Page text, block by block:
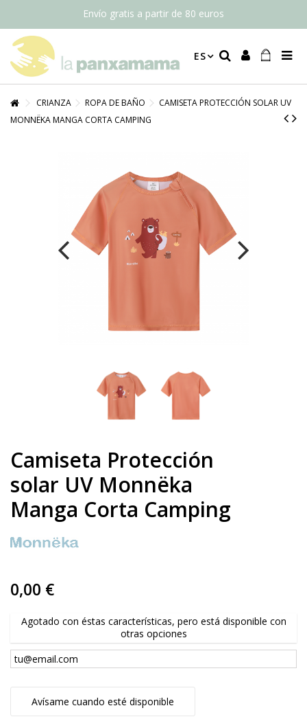
Envío gratis a partir de 80 euros
ES
CRIANZA ROPA DE BAÑO
CAMISETA PROTECCIÓN SOLAR UV
MONNËKA MANGA CORTA CAMPING
Camiseta Protección
solar UV Monnëka
Manga Corta Camping
0,00 €
Agotado con éstas características, pero está disponible con
otras opciones
Avísame cuando esté disponible